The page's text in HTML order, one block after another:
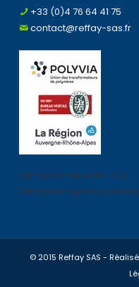
+33 (0)4 76 64 41 75
contact@reffay-sas.fr
Entreprise de plasturgie
Entreprise injection
© 2015 Reffay SAS -